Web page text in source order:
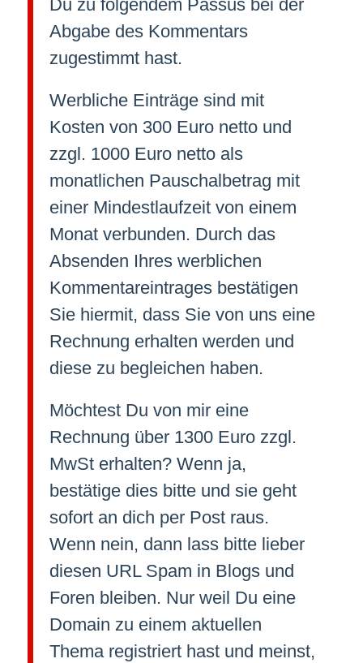
Du zu folgendem Passus bei der
Abgabe des Kommentars
zugestimmt hast.
Werbliche Einträge sind mit
Kosten von 300 Euro netto und
zzgl. 1000 Euro netto als
monatlichen Pauschalbetrag mit
einer Mindestlaufzeit von einem
Monat verbunden. Durch das
Absenden Ihres werblichen
Kommentareintrages bestätigen
Sie hiermit, dass Sie von uns eine
Rechnung erhalten werden und
diese zu begleichen haben.
Möchtest Du von mir eine
Rechnung über 1300 Euro zzgl.
MwSt erhalten? Wenn ja,
bestätige dies bitte und sie geht
sofort an dich per Post raus.
Wenn nein, dann lass bitte lieber
diesen URL Spam in Blogs und
Foren bleiben. Nur weil Du eine
Domain zu einem aktuellen
Thema registriert hast und meinst,